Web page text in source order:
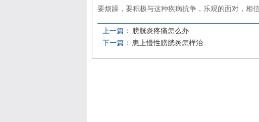
要烦躁，要积极与这种疾病抗争，乐观的面对，相
上一篇：
膀胱炎疼痛怎么办
下一篇：
患上慢性膀胱炎怎样治